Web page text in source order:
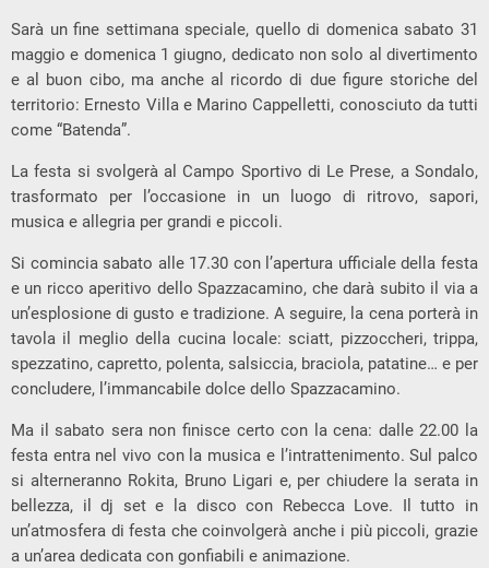
Sarà un fine settimana speciale, quello di domenica sabato 31
maggio e domenica 1 giugno, dedicato non solo al divertimento
e al buon cibo, ma anche al ricordo di due figure storiche del
territorio: Ernesto Villa e Marino Cappelletti, conosciuto da tutti
come “Batenda”.
La festa si svolgerà al Campo Sportivo di Le Prese, a Sondalo,
trasformato per l’occasione in un luogo di ritrovo, sapori,
musica e allegria per grandi e piccoli.
Si comincia sabato alle 17.30 con l’apertura ufficiale della festa
e un ricco aperitivo dello Spazzacamino, che darà subito il via a
un’esplosione di gusto e tradizione. A seguire, la cena porterà in
tavola il meglio della cucina locale: sciatt, pizzoccheri, trippa,
spezzatino, capretto, polenta, salsiccia, braciola, patatine… e per
concludere, l’immancabile dolce dello Spazzacamino.
Ma il sabato sera non finisce certo con la cena: dalle 22.00 la
festa entra nel vivo con la musica e l’intrattenimento. Sul palco
si alterneranno Rokita, Bruno Ligari e, per chiudere la serata in
bellezza, il dj set e la disco con Rebecca Love. Il tutto in
un’atmosfera di festa che coinvolgerà anche i più piccoli, grazie
a un’area dedicata con gonfiabili e animazione.